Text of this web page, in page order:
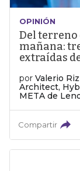
OPINIÓN
Del terreno
mañana:
extraídas
por Valerio
Architect,
META de
Compartir